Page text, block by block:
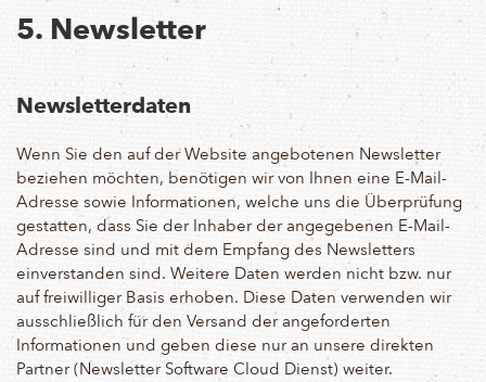
5. Newsletter
Newsletterdaten
Wenn Sie den auf der Website angebotenen Newsletter
beziehen möchten, benötigen wir von Ihnen eine E-Mail-
Adresse sowie Informationen, welche uns die Überprüfung
gestatten, dass Sie der Inhaber der angegebenen E-Mail-
Adresse sind und mit dem Empfang des Newsletters
einverstanden sind. Weitere Daten werden nicht bzw. nur
auf freiwilliger Basis erhoben. Diese Daten verwenden wir
ausschließlich für den Versand der angeforderten
Informationen und geben diese nur an unsere direkten
Partner (Newsletter Software Cloud Dienst) weiter.